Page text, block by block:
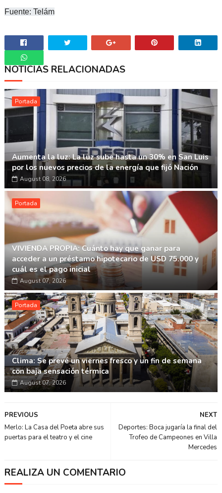
Fuente: Telám
Whatsapp
NOTICIAS RELACIONADAS
Portada
Aumenta la luz: La luz sube hasta un 30% en San Luis
por los nuevos precios de la energía que fijó Nación
August 08, 2026
Portada
VIVIENDA PROPIA: Cuánto hay que ganar para
acceder a un préstamo hipotecario de USD 75.000 y
cuál es el pago inicial
August 07, 2026
Portada
Clima: Se prevé un viernes fresco y un fin de semana
con baja sensación térmica
August 07, 2026
NEXT
Deportes: Boca jugaría la final del
Trofeo de Campeones en Villa
Mercedes
PREVIOUS
Merlo: La Casa del Poeta abre sus
puertas para el teatro y el cine
REALIZA UN COMENTARIO